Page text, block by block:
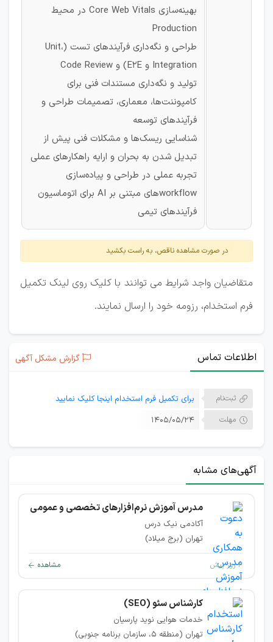
بهینه‌سازی Core Web Vitals در محیط
Production
طراحی و نگه‌داری فرآیندهای تست (Unit،
Integration و E2E) و Code Review
تولید و نگه‌داری مستندات فنی برای
کامپوننت‌ها، معماری، تصمیمات طراحی و
فرآیندهای توسعه
شناسایی ریسک‌ها و مشکلات فنی پیش از
تبدیل شدن به بحران و ارایه راهکارهای عملی
تجربه عملی در طراحی و پیاده‌سازی
workflowهای مبتنی بر AI برای اتوماسیون
فرآیندهای تیمی
در صورت مشاهده ناقص، به راست بکشید
متقاضیان واجد شرایط می توانند با کلیک روی لینک تکمیل
فرم استخدام، رزومه خود را ارسال نمایند.
اطلاعات تماس گزارش مشکل آگهی
ثبت‌نام برای تکمیل فرم استخدام اینجا کلیک نمایید
مهلت ۱۴۰۵/۰۵/۲۴
آگهی‌های مشابه
مدرس آموزش نرم‌افزارهای تخصصی و عمومی
آکادمی نیک درس
تهران (برج میلاد)
۴ روز پیش مشاهده
کارشناس سئو (SEO)
خدمات هوایی نوید پارسیان
تهران (منطقه ۵، سازمان برنامه جنوبی)